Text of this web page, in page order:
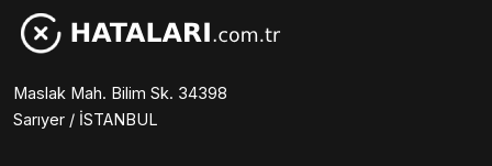
Maslak Mah. Bilim Sk. 34398
Sarıyer / İSTANBUL